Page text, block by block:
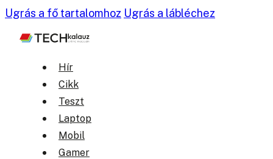
Ugrás a fő tartalomhoz Ugrás a lábléchez
Hír
Cikk
Teszt
Laptop
Mobil
Gamer